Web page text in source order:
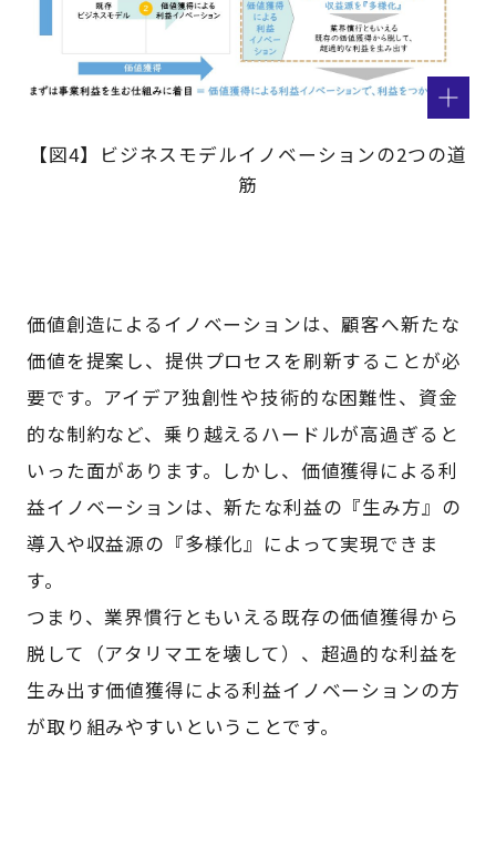
【図4】ビジネスモデルイノベーションの2つの道
筋
価値創造によるイノベーションは、顧客へ新たな
価値を提案し、提供プロセスを刷新することが必
要です。アイデア独創性や技術的な困難性、資金
的な制約など、乗り越えるハードルが高過ぎると
いった面があります。しかし、価値獲得による利
益イノベーションは、新たな利益の『生み方』の
導入や収益源の『多様化』によって実現できま
す。
つまり、業界慣行ともいえる既存の価値獲得から
脱して（アタリマエを壊して）、超過的な利益を
生み出す価値獲得による利益イノベーションの方
が取り組みやすいということです。